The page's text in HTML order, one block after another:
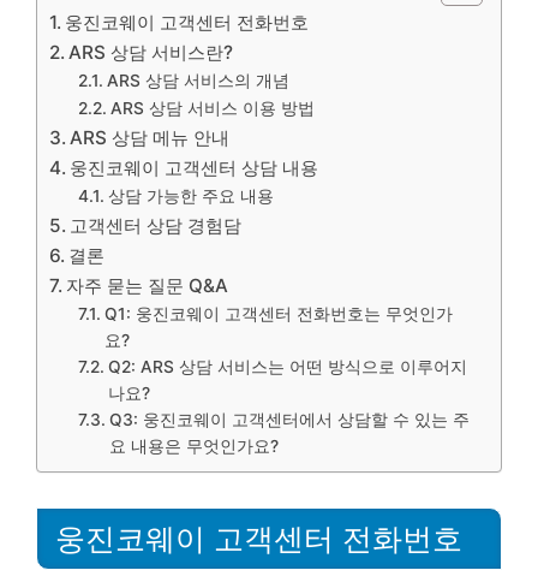
웅진코웨이 고객센터 전화번호
ARS 상담 서비스란?
ARS 상담 서비스의 개념
ARS 상담 서비스 이용 방법
ARS 상담 메뉴 안내
웅진코웨이 고객센터 상담 내용
상담 가능한 주요 내용
고객센터 상담 경험담
결론
자주 묻는 질문 Q&A
Q1: 웅진코웨이 고객센터 전화번호는 무엇인가
요?
Q2: ARS 상담 서비스는 어떤 방식으로 이루어지
나요?
Q3: 웅진코웨이 고객센터에서 상담할 수 있는 주
요 내용은 무엇인가요?
웅진코웨이 고객센터 전화번호